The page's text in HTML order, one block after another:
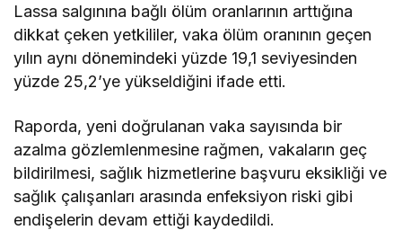
Lassa salgınına bağlı ölüm oranlarının arttığına
dikkat çeken yetkililer, vaka ölüm oranının geçen
yılın aynı dönemindeki yüzde 19,1 seviyesinden
yüzde 25,2’ye yükseldiğini ifade etti.
Raporda, yeni doğrulanan vaka sayısında bir
azalma gözlemlenmesine rağmen, vakaların geç
bildirilmesi, sağlık hizmetlerine başvuru eksikliği ve
sağlık çalışanları arasında enfeksiyon riski gibi
endişelerin devam ettiği kaydedildi.